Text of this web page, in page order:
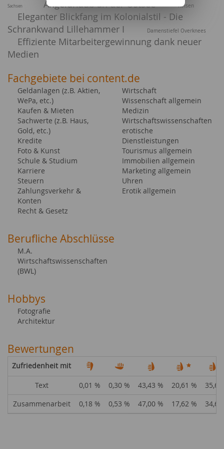
Sachsen Angelurlaub an der Ostsee Reisen
Eleganter Blickfang im Kolonialstil - Die
Schrankwand Lillehammer I
Damenstiefel Overknees
Effiziente Mitarbeitergewinnung dank neuer
Medien
Fachgebiete bei content.de
Geldanlagen (z.B. Aktien,
WePa, etc.)
Kaufen & Mieten
Sachwerte (z.B. Haus,
Gold, etc.)
Kredite
Foto & Kunst
Schule & Studium
Karriere
Steuern
Zahlungsverkehr &
Konten
Recht & Gesetz
Wirtschaft
Wissenschaft allgemein
Medizin
Wirtschaftswissenschaften
erotische
Dienstleistungen
Tourismus allgemein
Immobilien allgemein
Marketing allgemein
Uhren
Erotik allgemein
Berufliche Abschlüsse
M.A.
Wirtschaftswissenschaften
(BWL)
Hobbys
Fotografie
Architektur
Bewertungen
Zufriedenheit mit
Text 0,01 % 0,30 % 43,43 % 20,61 %
Zusammenarbeit
0,18 % 0,53 % 47,00 % 17,62 %